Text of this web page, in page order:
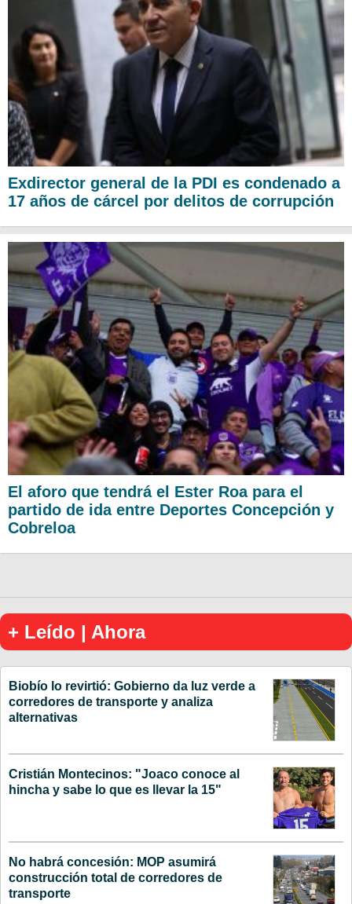
Exdirector general de la PDI es condenado a
17 años de cárcel por delitos de corrupción
El aforo que tendrá el Ester Roa para el
partido de ida entre Deportes Concepción y
Cobreloa
+ Leído | Ahora
Biobío lo revirtió: Gobierno da luz verde a
corredores de transporte y analiza
alternativas
Cristián Montecinos: "Joaco conoce al
hincha y sabe lo que es llevar la 15"
No habrá concesión: MOP asumirá
construcción total de corredores de
transporte